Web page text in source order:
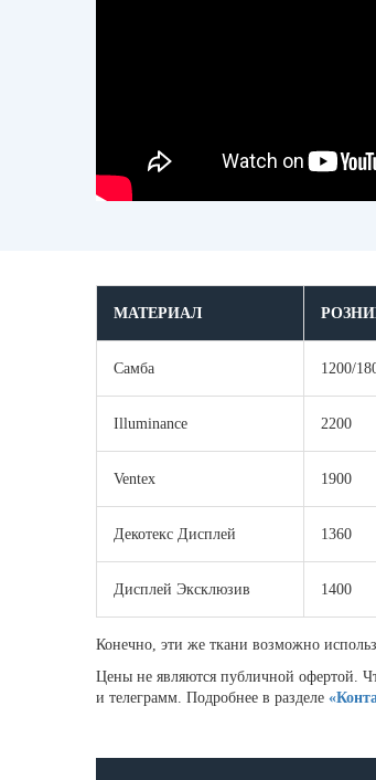
МАТЕРИАЛ
Самба 1200/
Illuminance 2200
Ventex 1900
Декотекс Дисплей 1360
Дисплей Эксклюзив 1400
Конечно, эти же ткани возможно
Цены не являются публичной офертой.
и телеграмм. Подробнее в разделе